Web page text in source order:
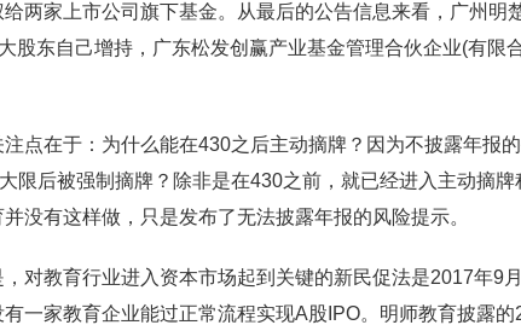
两家上市公司旗下基金。从最后的公告信息来看，广州明
股东自己增持，广东松发创赢产业基金管理合伙企业(有限
点在于：为什么能在430之后主动摘牌？因为不披露年报
限后被强制摘牌？除非是在430之前，就已经进入主动摘
没有这样做，只是发布了无法披露年报的风险提示。
对教育行业进入资本市场起到关键的新民促法是2017年9
一家教育企业能过正常流程实现A股IPO。明师教育披露